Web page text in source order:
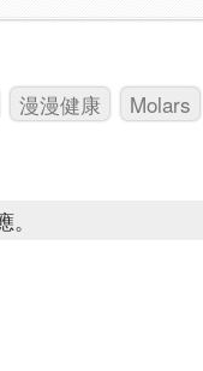
漫漫健康
Molars